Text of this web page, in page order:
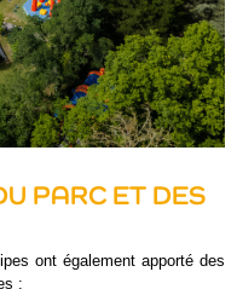
PARC ET DES
ont également apporté des
: